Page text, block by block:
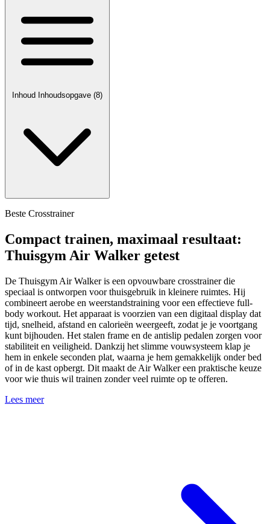
Inhoud Inhoudsopgave (8)
Beste Crosstrainer
Compact trainen, maximaal resultaat:
Thuisgym Air Walker getest
De Thuisgym Air Walker is een opvouwbare crosstrainer die
speciaal is ontworpen voor thuisgebruik in kleinere ruimtes. Hij
combineert aerobe en weerstandstraining voor een effectieve full-
body workout. Het apparaat is voorzien van een digitaal display dat
tijd, snelheid, afstand en calorieën weergeeft, zodat je je voortgang
kunt bijhouden. Het stalen frame en de antislip pedalen zorgen voor
stabiliteit en veiligheid. Dankzij het slimme vouwsysteem klap je
hem in enkele seconden plat, waarna je hem gemakkelijk onder bed
of in de kast opbergt. Dit maakt de Air Walker een praktische keuze
voor wie thuis wil trainen zonder veel ruimte op te offeren.
Lees meer